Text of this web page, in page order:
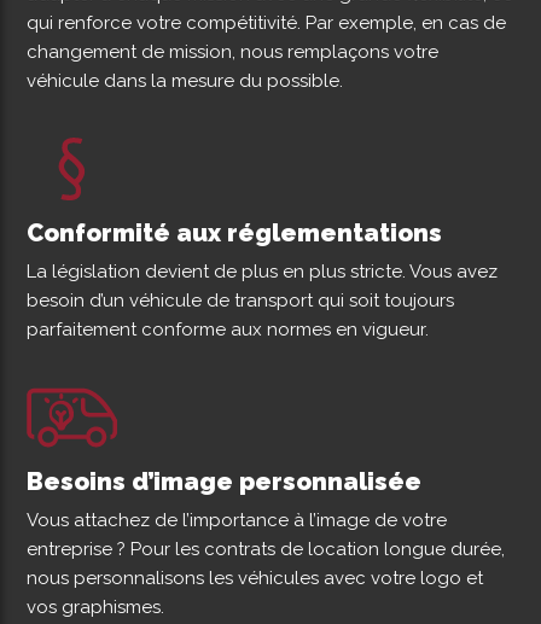
qui renforce votre compétitivité. Par exemple, en cas de
changement de mission, nous remplaçons votre
véhicule dans la mesure du possible.
Conformité aux réglementations
La législation devient de plus en plus stricte. Vous avez
besoin d’un véhicule de transport qui soit toujours
parfaitement conforme aux normes en vigueur.
Besoins d’image personnalisée
Vous attachez de l’importance à l’image de votre
entreprise ? Pour les contrats de location longue durée,
nous personnalisons les véhicules avec votre logo et
vos graphismes.